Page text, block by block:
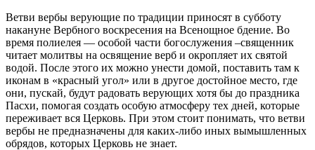
Ветви вербы верующие по традиции приносят в субботу
накануне Вербного воскресения на Всенощное бдение. Во
время полиелея — особой части богослужения –священник
читает молитвы на освящение верб и окропляет их святой
водой. После этого их можно унести домой, поставить там к
иконам в «красный угол» или в другое достойное место, где
они, пускай, будут радовать верующих хотя бы до праздника
Пасхи, помогая создать особую атмосферу тех дней, которые
переживает вся Церковь. При этом стоит понимать, что ветви
вербы не предназначены для каких-либо иных вымышленных
обрядов, которых Церковь не знает.